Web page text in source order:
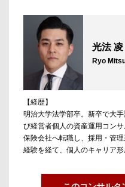
コンサルティング業界担当。
略・総合・シンクタンク・IT
これまでの経験を活かし、第
M&A、ファイナンス、ITなど
社の支援にも強みを持つ。
自身の転職の経験から、人生
ートを心掛けている。
光法 凌
Ryo
【経歴】
明治大学法学部卒。新卒で大
び経営者個人の資産運用コン
保険会社へ転職し、採用・管
経験を経て、個人のキャリア